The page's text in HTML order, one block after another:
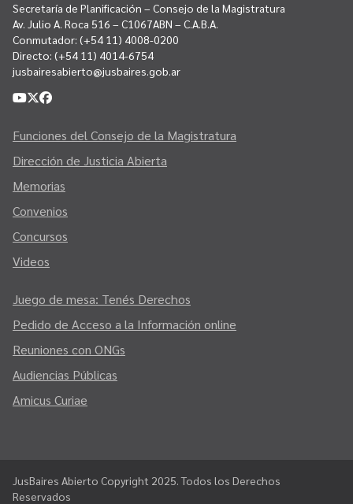
Secretaría de Planificación – Consejo de la Magistratura
Av. Julio A. Roca 516 – C1067ABN – C.A.B.A.
Conmutador: (+54 11) 4008-0200
Directo: (+54 11) 4014-6754
jusbairesabierto@jusbaires.gob.ar
Funciones del Consejo de la Magistratura
Dirección de Justicia Abierta
Memorias
Convenios
Concursos
Videos
Juego de mesa: Tenés Derechos
Pedido de Acceso a la Información online
Reuniones con ONGs
Audiencias Públicas
Amicus Curiae
JusBaires Abierto Copyright 2025. Todos los Derechos
Reservados